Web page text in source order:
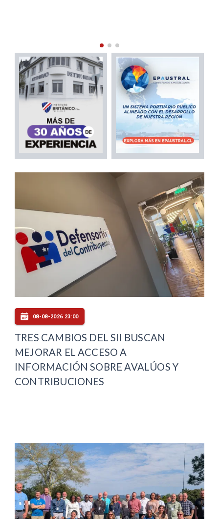
08-08-2026 23:00
TRES CAMBIOS DEL SII BUSCAN
MEJORAR EL ACCESO A
INFORMACIÓN SOBRE AVALÚOS Y
CONTRIBUCIONES